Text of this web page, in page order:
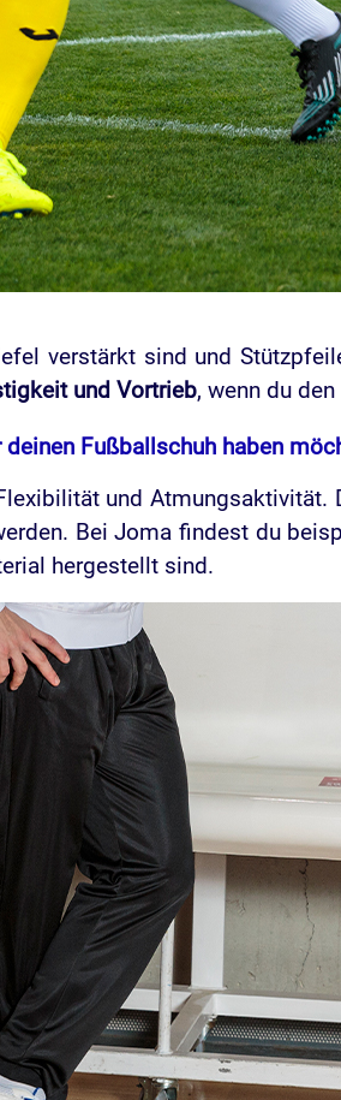
verstärkt sind und
und Vortrieb, wenn du
Fußballschuh haben
und Atmungsaktivität.
Bei Joma findest du
hergestellt sind.